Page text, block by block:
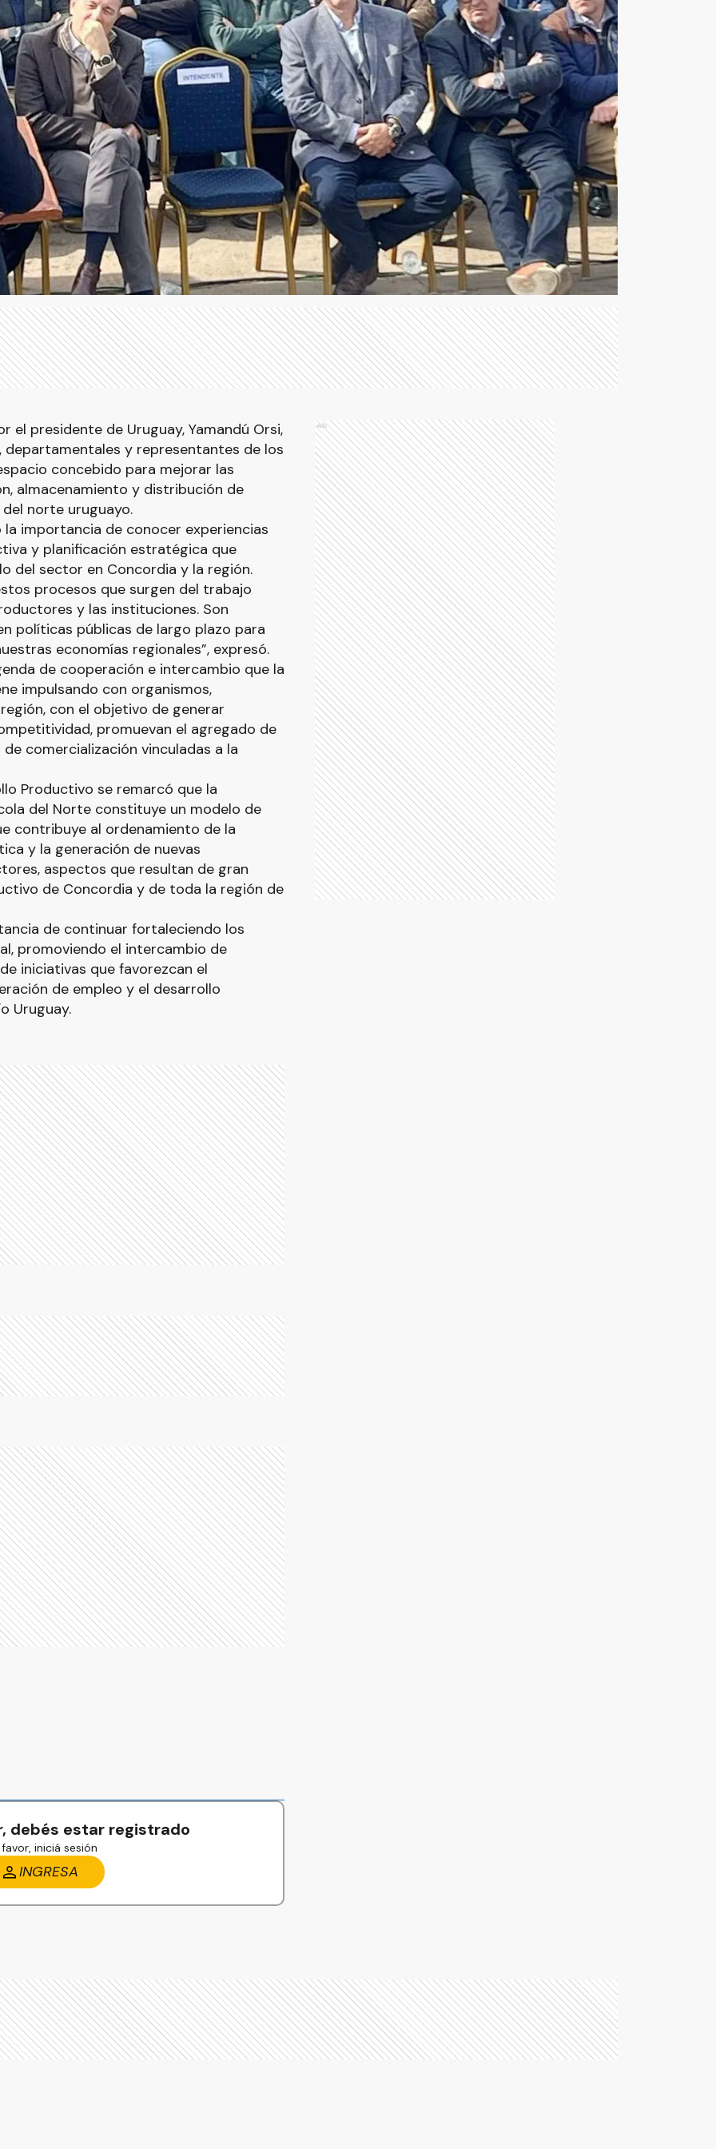
el presidente de Uruguay, Yamandú Orsi,
y representantes de los
concebido para mejorar las
almacenamiento y distribución de
norte uruguayo.
importancia de conocer experiencias
y planificación estratégica que
del sector en Concordia y la región.
procesos que surgen del trabajo
y las instituciones. Son
políticas públicas de largo plazo para
economías regionales”, expresó.
de cooperación e intercambio que la
impulsando con organismos,
con el objetivo de generar
promuevan el agregado de
comercialización vinculadas a la
Productivo se remarcó que la
del Norte constituye un modelo de
contribuye al ordenamiento de la
y la generación de nuevas
aspectos que resultan de gran
de Concordia y de toda la región de
de continuar fortaleciendo los
promoviendo el intercambio de
iniciativas que favorezcan el
de empleo y el desarrollo
Uruguay.
debés estar registrado
iniciá sesión
INGRESA
Ads